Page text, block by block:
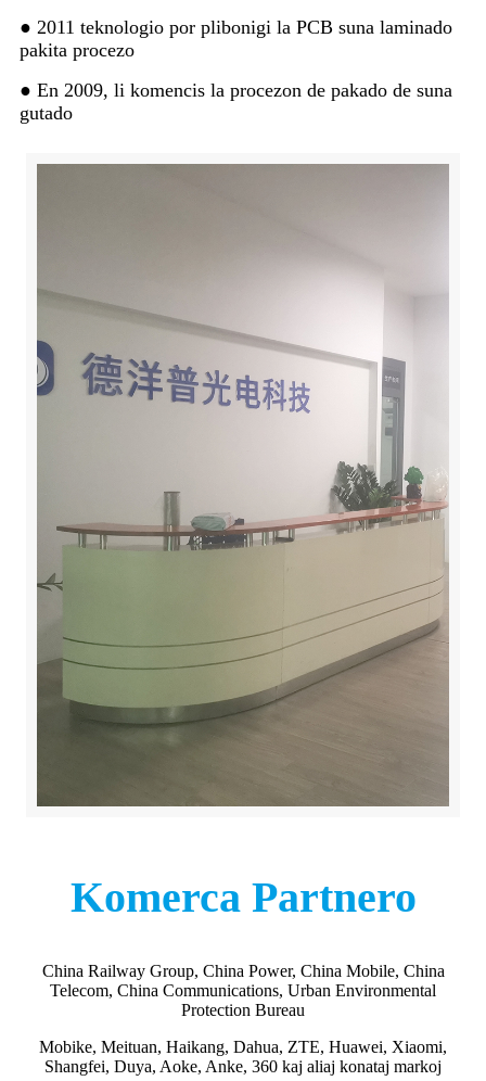
● 2011 teknologio por plibonigi la PCB suna laminado
pakita procezo
● En 2009, li komencis la procezon de pakado de suna
gutado
Komerca Partnero
China Railway Group, China Power, China Mobile, China
Telecom, China Communications, Urban Environmental
Protection Bureau
Mobike, Meituan, Haikang, Dahua, ZTE, Huawei, Xiaomi,
Shangfei, Duya, Aoke, Anke, 360 kaj aliaj konataj markoj